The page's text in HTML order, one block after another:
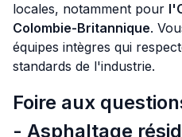
locales, notamment pour
Colombie-Britannique.
équipes intègres qui
standards de l'industrie.
Foire aux
- Asphaltage